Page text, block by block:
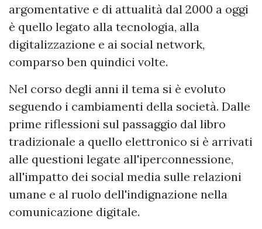
argomentative e di attualità dal 2000 a oggi
è quello legato alla tecnologia, alla
digitalizzazione e ai social network,
comparso ben quindici volte.
Nel corso degli anni il tema si è evoluto
seguendo i cambiamenti della società. Dalle
prime riflessioni sul passaggio dal libro
tradizionale a quello elettronico si è arrivati
alle questioni legate all'iperconnessione,
all'impatto dei social media sulle relazioni
umane e al ruolo dell'indignazione nella
comunicazione digitale.